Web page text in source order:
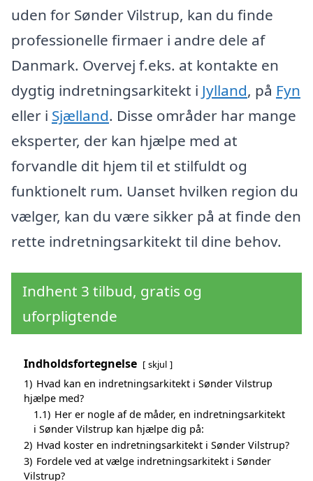
uden for Sønder Vilstrup, kan du finde
professionelle firmaer i andre dele af
Danmark. Overvej f.eks. at kontakte en
dygtig indretningsarkitekt i Jylland, på Fyn
eller i Sjælland. Disse områder har mange
eksperter, der kan hjælpe med at
forvandle dit hjem til et stilfuldt og
funktionelt rum. Uanset hvilken region du
vælger, kan du være sikker på at finde den
rette indretningsarkitekt til dine behov.
Indhent 3 tilbud, gratis og
uforpligtende
Indholdsfortegnelse skjul
1) Hvad kan en indretningsarkitekt i Sønder Vilstrup
hjælpe med?
1.1) Her er nogle af de måder, en indretningsarkitekt
i Sønder Vilstrup kan hjælpe dig på:
2) Hvad koster en indretningsarkitekt i Sønder Vilstrup?
3) Fordele ved at vælge indretningsarkitekt i Sønder
Vilstrup?